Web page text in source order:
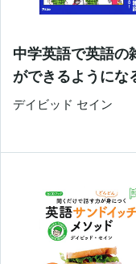
中学英語で英語の
ができるようにな
デイビッド セイン